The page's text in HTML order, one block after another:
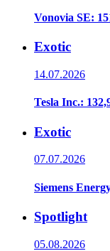
Vonovia SE:
Exotic
14.07.2026
Tesla Inc.:
Exotic
07.07.2026
Siemens
Spotlight
05.08.2026